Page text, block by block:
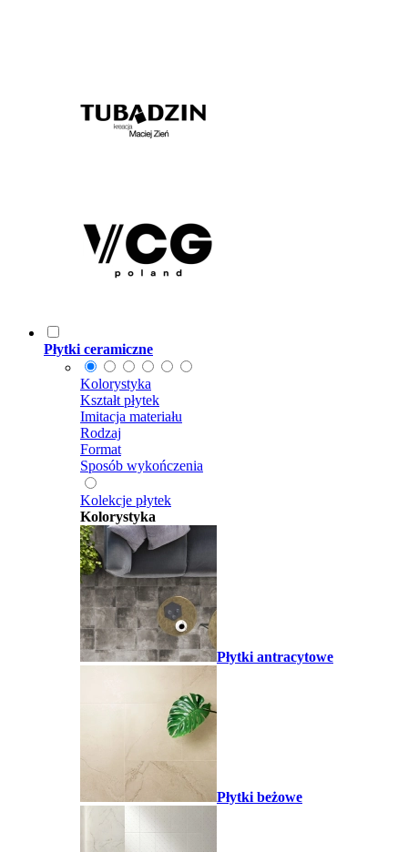
Płytki ceramiczne
Kolorystyka
Kształt płytek
Imitacja materiału
Rodzaj
Format
Sposób wykończenia
Kolekcje płytek
Kolorystyka
Płytki antracytowe
Płytki beżowe